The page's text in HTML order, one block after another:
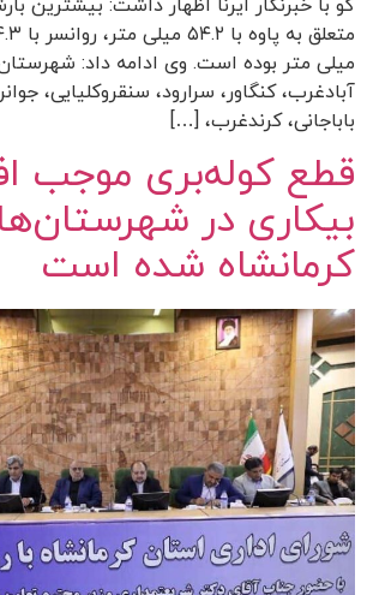
گو با خبرنگار ایرنا اظهار داشت: بیشترین
میلی متر بوده است. وی ادامه داد:
آبادغرب، کنگاور، سرارود، سنقروکلیایی،
باباجانی، کرندغرب، […]
قطع کوله‌بری موجب
بیکاری در
کرمانشاه شده است